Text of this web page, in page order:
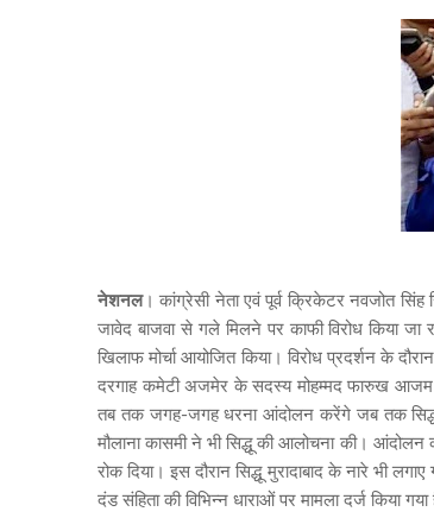
नेशनल। कांग्रेसी नेता एवं पूर्व क्रिकेटर नवजोत
जावेद बाजवा से गले मिलने पर काफी विरोध किया
खिलाफ मोर्चा आयोजित किया। विरोध प्रदर्शन के
दरगाह कमेटी अजमेर के सदस्य मोहम्मद फारुख आजम
तब तक जगह-जगह धरना आंदोलन करेंगे जब तक सिद्धू
मौलाना कासमी ने भी सिद्धू की आलोचना की। आंदोलन
रोक दिया। इस दौरान सिद्धू मुरादाबाद के नारे भी
दंड संहिता की विभिन्न धाराओं पर मामला दर्ज किया गया